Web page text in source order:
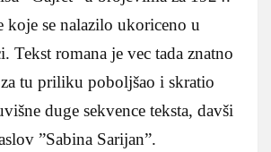
koje se nalazilo ukoriceno u
Tekst romana je vec tada znatno
tu priliku poboljšao i skratio
duge sekvence teksta, davši
”Sabina Sarijan”.